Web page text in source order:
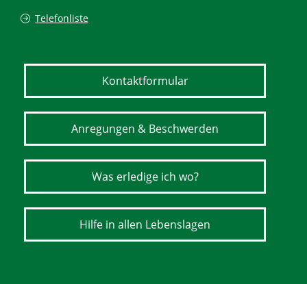
Telefonliste
Kontaktformular
Anregungen & Beschwerden
Was erledige ich wo?
Hilfe in allen Lebenslagen